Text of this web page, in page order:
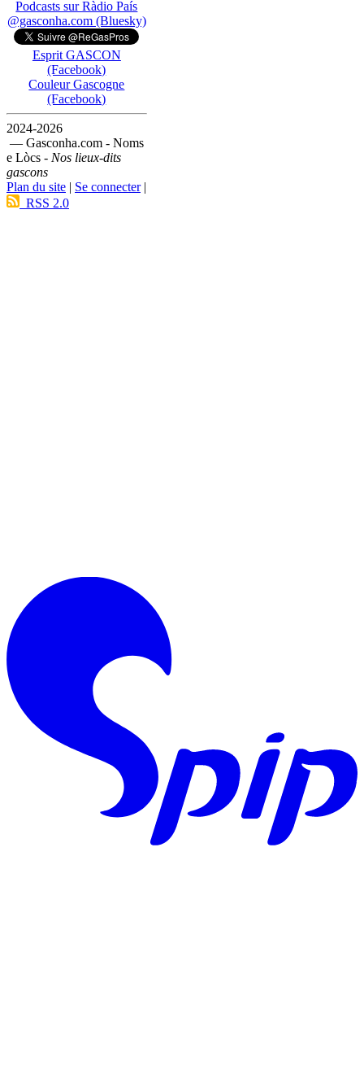
Podcasts sur Ràdio País
@gasconha.com (Bluesky)
Esprit GASCON
(Facebook)
Couleur Gascogne
(Facebook)
2024-2026
— Gasconha.com - Noms
e Lòcs - Nos lieux-dits
gascons
Plan du site | Se connecter|
RSS 2.0